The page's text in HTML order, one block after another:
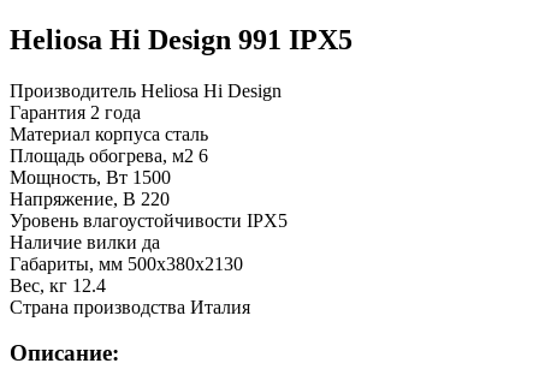
Heliosa Hi Design 991 IPX5
Производитель Heliosa Hi Design
Гарантия 2 года
Материал корпуса сталь
Площадь обогрева, м2 6
Мощность, Вт 1500
Напряжение, В 220
Уровень влагоустойчивости IPX5
Наличие вилки да
Габариты, мм 500х380х2130
Вес, кг 12.4
Страна производства Италия
Описание: